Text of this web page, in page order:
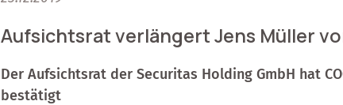
Aufsichtsrat verlängert Jens Müller
Der Aufsichtsrat der Securitas Holding GmbH hat
bestätigt